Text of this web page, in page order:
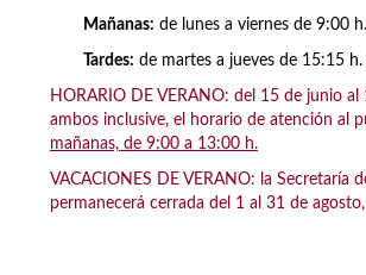
Mañanas: de lunes a viernes de 9:00
Tardes: de martes a jueves de 15:15
HORARIO DE VERANO: del 15 de junio
ambos inclusive, el horario de atención al
mañanas, de 9:00 a 13:00 h.
VACACIONES DE VERANO: la Secretaría
permanecerá cerrada del 1 al 31 de